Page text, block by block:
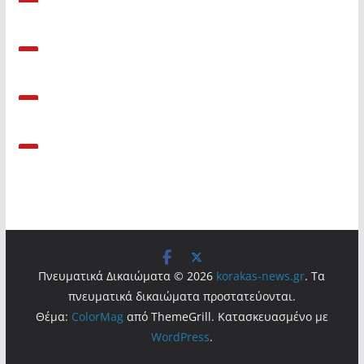
Πνευματικά Δικαιώματα © 2026 korakas-news.gr. Τα
πνευματικά δικαιώματα προστατεύονται.
Θέμα: ColorMagαπό ThemeGrill. Κατασκευασμένο με
WordPress.